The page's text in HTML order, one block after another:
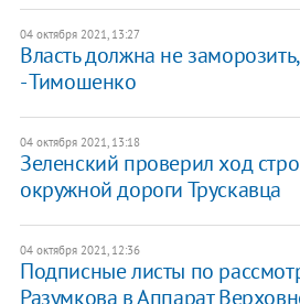
04 октября 2021, 13:27
Власть должна не
- Тимошенко
04 октября 2021, 13:18
Зеленский проверил ход
окружной дороги Трускавца
04 октября 2021, 12:36
Подписные листы по
Разумкова в Аппарат